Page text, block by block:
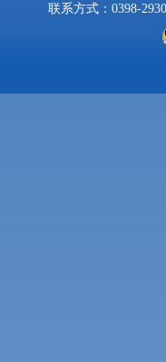
联系方式：0398-